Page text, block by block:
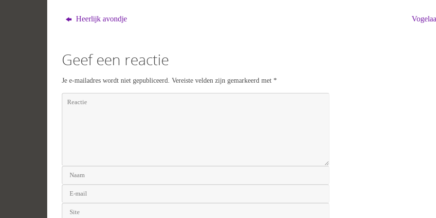
Heerlijk avondje
Geef een reactie
Je e-mailadres wordt niet gepubliceerd. Vereiste velden zijn gemarkeerd met *